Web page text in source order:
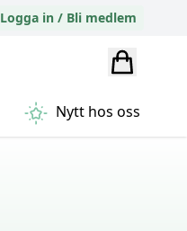
Logga in / Bli medlem
Nytt hos oss